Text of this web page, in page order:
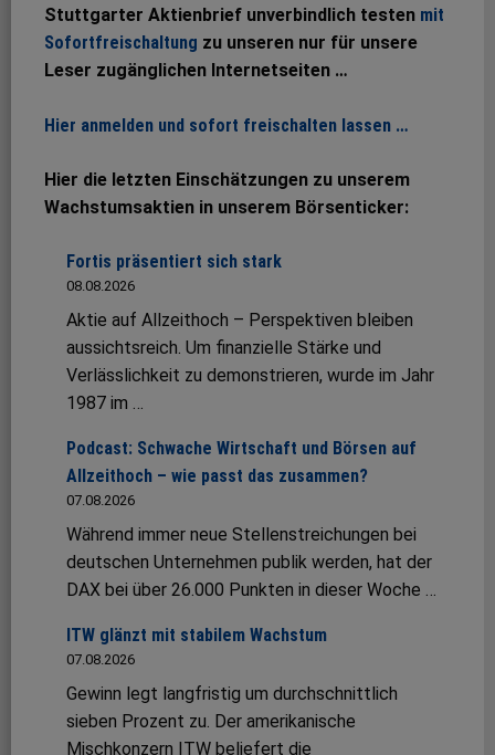
Stuttgarter Aktienbrief unverbindlich testen mit
Sofortfreischaltung zu unseren nur für unsere
Leser zugänglichen Internetseiten …
Hier anmelden und sofort freischalten lassen …
Hier die letzten Einschätzungen zu unserem
Wachstumsaktien in unserem Börsenticker:
Fortis präsentiert sich stark
08.08.2026
Aktie auf Allzeithoch – Perspektiven bleiben
aussichtsreich. Um finanzielle Stärke und
Verlässlichkeit zu demonstrieren, wurde im Jahr
1987 im …
Podcast: Schwache Wirtschaft und Börsen auf
Allzeithoch – wie passt das zusammen?
07.08.2026
Während immer neue Stellenstreichungen bei
deutschen Unternehmen publik werden, hat der
DAX bei über 26.000 Punkten in dieser Woche …
ITW glänzt mit stabilem Wachstum
07.08.2026
Gewinn legt langfristig um durchschnittlich
sieben Prozent zu. Der amerikanische
Mischkonzern ITW beliefert die